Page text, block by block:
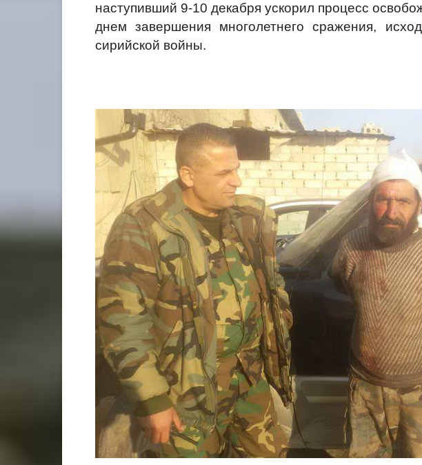
наступивший 9-10 декабря ускорил процесс
днем завершения многолетнего сражения,
сирийской войны.